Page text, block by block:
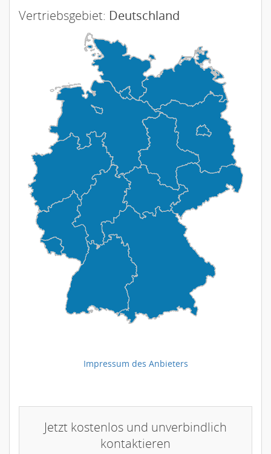
Vertriebsgebiet: Deutschland
Impressum des Anbieters
Jetzt kostenlos und unverbindlich
kontaktieren